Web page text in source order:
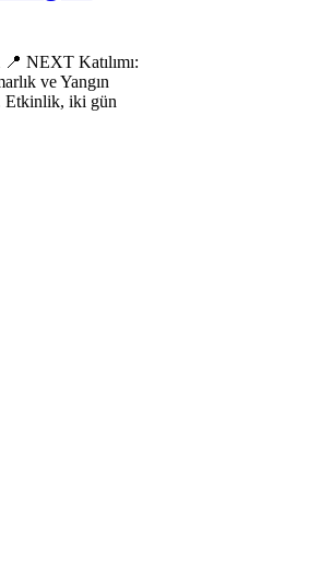
NEXT Katılımı:
ve Yangın
Etkinlik, iki gün